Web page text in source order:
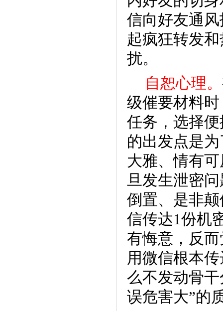
信向好友通
起疯狂转发
扰。
自恕心理。
级催要材料
任务，选择
的出发点是
大雅、情有
旦发生泄密
倒置、是非
信传达1份机
有悔意，反
用微信根本
么不发动骨
误危害大”的